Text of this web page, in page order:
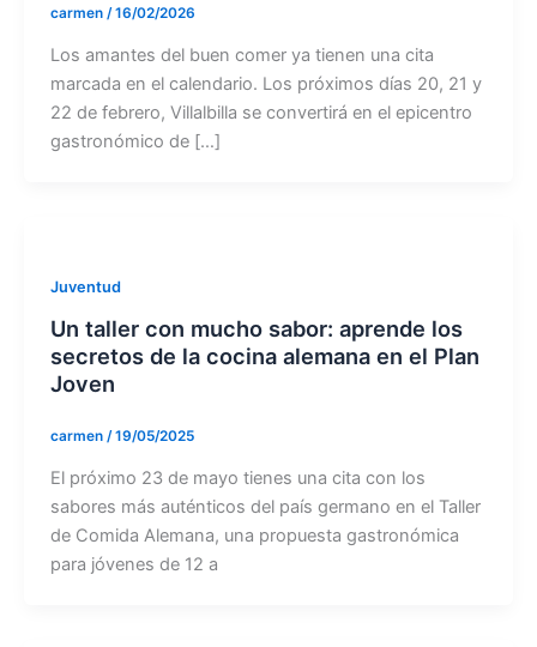
carmen /16/02/2026
Los amantes del buen comer ya tienen una cita
marcada en el calendario. Los próximos días 20, 21 y
22 de febrero, Villalbilla se convertirá en el epicentro
gastronómico de […]
Juventud
Un taller con mucho sabor: aprende los
secretos de la cocina alemana en el Plan
Joven
carmen /19/05/2025
El próximo 23 de mayo tienes una cita con los
sabores más auténticos del país germano en el Taller
de Comida Alemana, una propuesta gastronómica
para jóvenes de 12 a